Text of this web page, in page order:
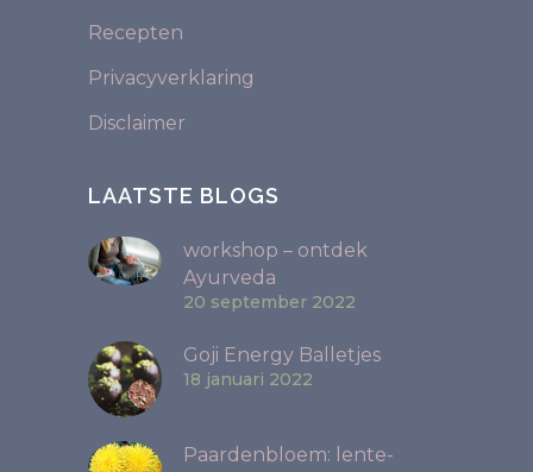
Recepten
Privacyverklaring
Disclaimer
LAATSTE BLOGS
workshop – ontdek
Ayurveda
20 september 2022
Goji Energy Balletjes
18 januari 2022
Paardenbloem: lente-